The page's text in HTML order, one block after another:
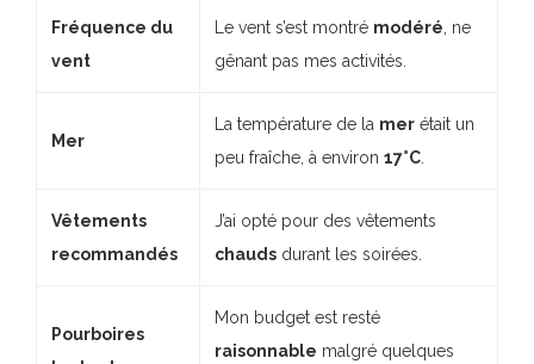
Fréquence du
vent
Le vent s’est montré modéré, ne
gênant pas mes activités.
Mer
La température de la mer était un
peu fraîche, à environ 17°C.
Vêtements
recommandés
J’ai opté pour des vêtements
chauds durant les soirées.
Pourboires
Mon budget est resté
raisonnable malgré quelques